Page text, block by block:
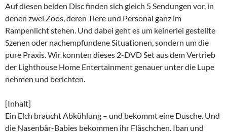
Auf diesen beiden Disc finden sich gleich 5 Sendungen vor, in
denen zwei Zoos, deren Tiere und Personal ganz im
Rampenlicht stehen. Und dabei geht es um keinerlei gestellte
Szenen oder nachempfundene Situationen, sondern um die
pure Praxis. Wir konnten dieses 2-DVD Set aus dem Vertrieb
der Lighthouse Home Entertainment genauer unter die Lupe
nehmen und berichten.
[Inhalt]
Ein Elch braucht Abkühlung – und bekommt eine Dusche. Und
die Nasenbär-Babies bekommen ihr Fläschchen. Iban und